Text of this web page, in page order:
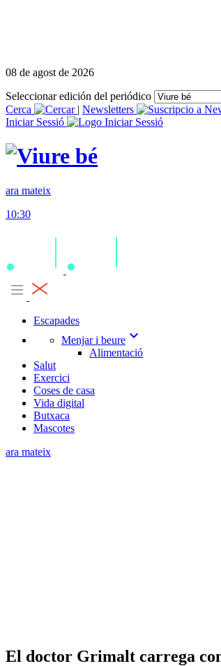
08 de agost de 2026
Seleccionar edición del periódico
Cerca
| Newsletters
Iniciar Sessió
ara mateix
10:30
Escapades
Menjar i beure expand_more
Alimentació
Salut
Exercici
Coses de casa
Vida digital
Butxaca
Mascotes
ara mateix
El doctor Grimalt carrega